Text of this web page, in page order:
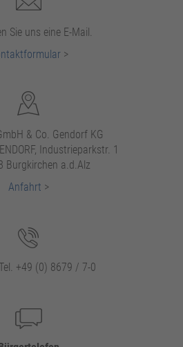
Sie uns eine E-Mail.
>
& Co. Gendorf KG
Industrieparkstr. 1
Burgkirchen a.d.Alz
Anfahrt >
+49 (0) 8679 / 7-0